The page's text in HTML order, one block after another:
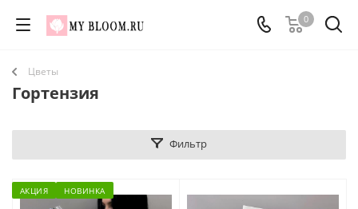
0
Цветы
Гортензия
Фильтр
АКЦИЯ НОВИНКА